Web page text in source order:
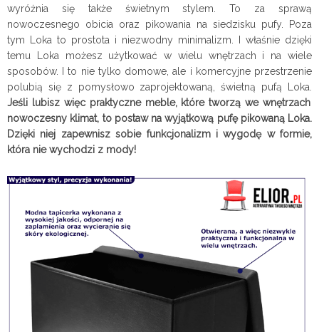
wyróżnia się także świetnym stylem. To za sprawą
nowoczesnego obicia oraz pikowania na siedzisku pufy. Poza
tym Loka to prostota i niezwodny minimalizm. I właśnie dzięki
temu Loka możesz użytkować w wielu wnętrzach i na wiele
sposobów. I to nie tylko domowe, ale i komercyjne przestrzenie
polubią się z pomysłowo zaprojektowaną, świetną pufą Loka.
Jeśli lubisz więc praktyczne meble, które tworzą we wnętrzach
nowoczesny klimat, to postaw na wyjątkową pufę pikowaną Loka.
Dzięki niej zapewnisz sobie funkcjonalizm i wygodę w formie,
która nie wychodzi z mody!